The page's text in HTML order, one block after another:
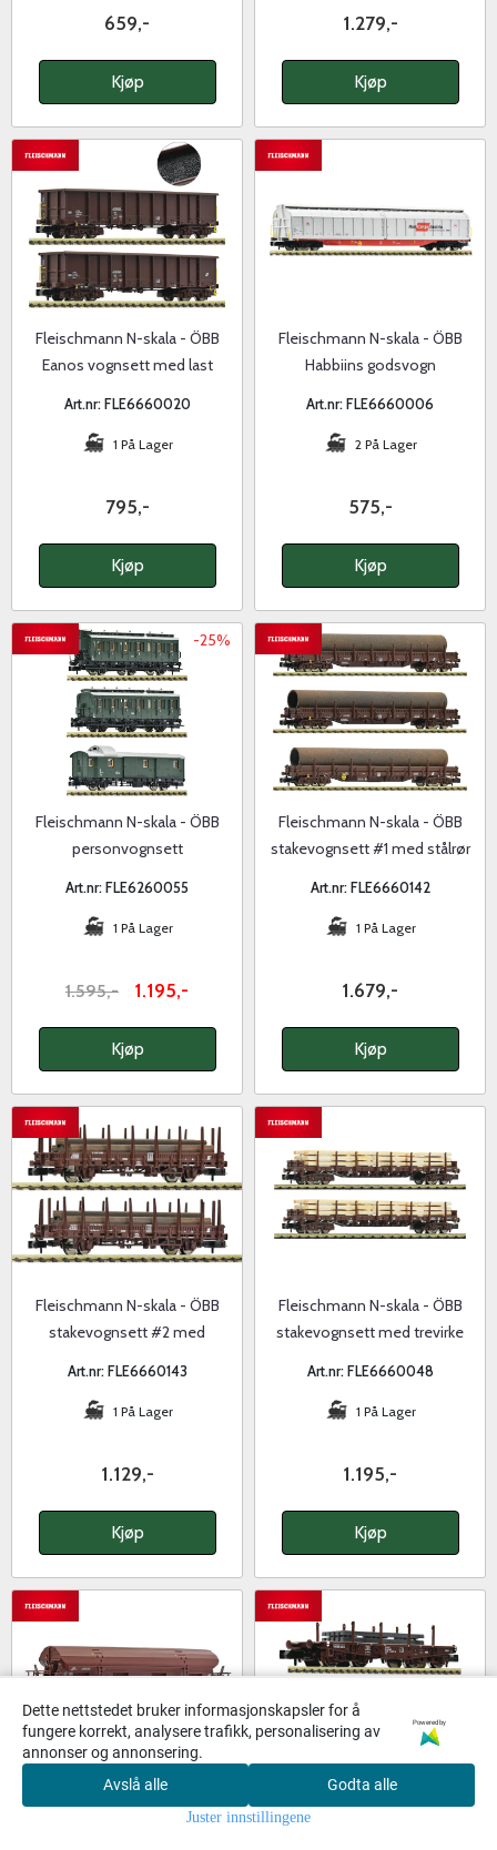
Søk
659,-
Kjøp
1.279,-
Kjøp
Fleischmann N-skala - ÖBB
Eanos vognsett med last
Art.nr: FLE6660020
1 På Lager
795,-
Kjøp
Fleischmann N-skala - ÖBB
Habbiins godsvogn
Art.nr: FLE6660006
2 På Lager
575,-
Kjøp
-25%
Fleischmann N-skala - ÖBB
personvognsett
Art.nr: FLE6260055
1 På Lager
1.595,- 1.195,-
Kjøp
Fleischmann N-skala - ÖBB
stakevognsett #1 med stålrør
Art.nr: FLE6660142
1 På Lager
1.679,-
Kjøp
Fleischmann N-skala - ÖBB
stakevognsett #2 med
Art.nr: FLE6660143
1 På Lager
1.129,-
Kjøp
Fleischmann N-skala - ÖBB
stakevognsett med trevirke
Art.nr: FLE6660048
1 På Lager
1.195,-
Kjøp
Fleischmann N-skala - ÖBB
Fleischmann N-skala - ÖBB
tunglastvogner, sett
Dette nettstedet bruker informasjonskapsler for å
fungere korrekt, analysere trafikk, personalisering av
annonser og annonsering.
Powered by
Avslå alle Godta alle
Juster innstillingene